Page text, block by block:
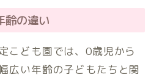
齢の違い
こども園では、0歳児から
広い年齢の子どもたちと関